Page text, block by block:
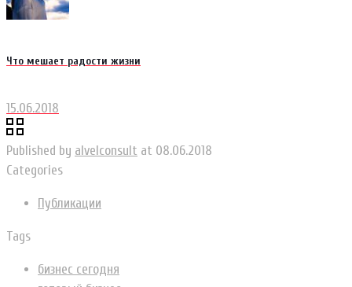
Что мешает радости жизни
15.06.2018
Published by alvelconsult at 08.06.2018
Categories
Публикации
Tags
бизнес сегодня